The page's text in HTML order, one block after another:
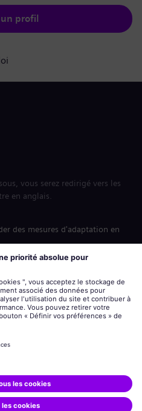
un profil
vous serez redirigé vers les
en anglais.
des mesures d'adaptation en
sur les conditions
international
Avis de confidentialité
de Siemens AG.